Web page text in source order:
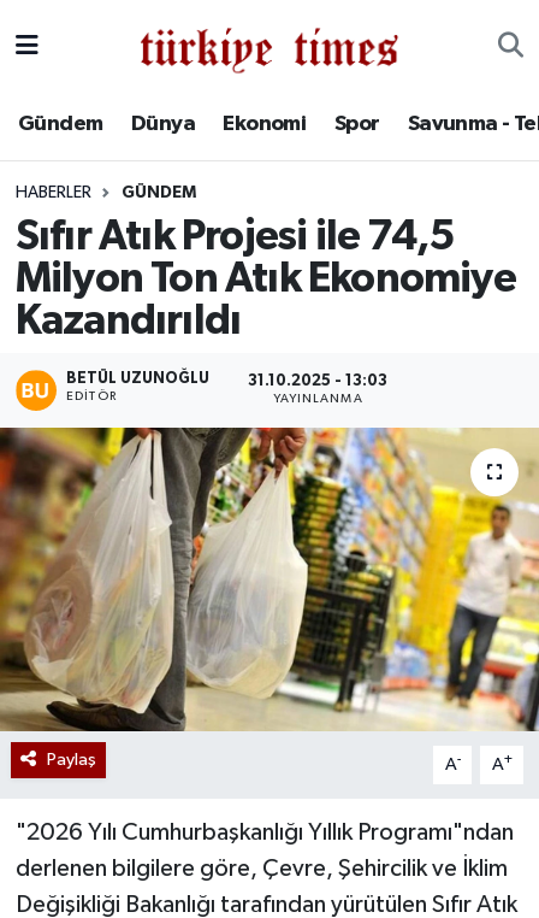
Gündem Dünya Ekonomi Spor Savunma -
HABERLER GÜNDEM
Sıfır Atık Projesi ile 74,5
Milyon Ton Atık Ekonomiye
Kazandırıldı
BETÜL UZUNOĞLU
EDITÖR
31.10.2025 - 13:03
YAYINLANMA
Paylaş A- A+
"2026 Yılı Cumhurbaşkanlığı Yıllık Programı"ndan
derlenen bilgilere göre, Çevre, Şehircilik ve İklim
Değişikliği Bakanlığı tarafından yürütülen Sıfır Atık
Spor
Savunma - Teknoloji
Kültür - Sanat
Yaşam
Süper Lig Puan Durumu ve Fikstür
Tüm Manşetler
Son Dakika Haberleri
Haber Arşivi